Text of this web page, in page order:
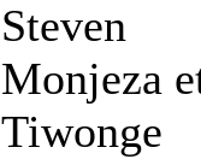
Steven
Monjeza
Tiwonge